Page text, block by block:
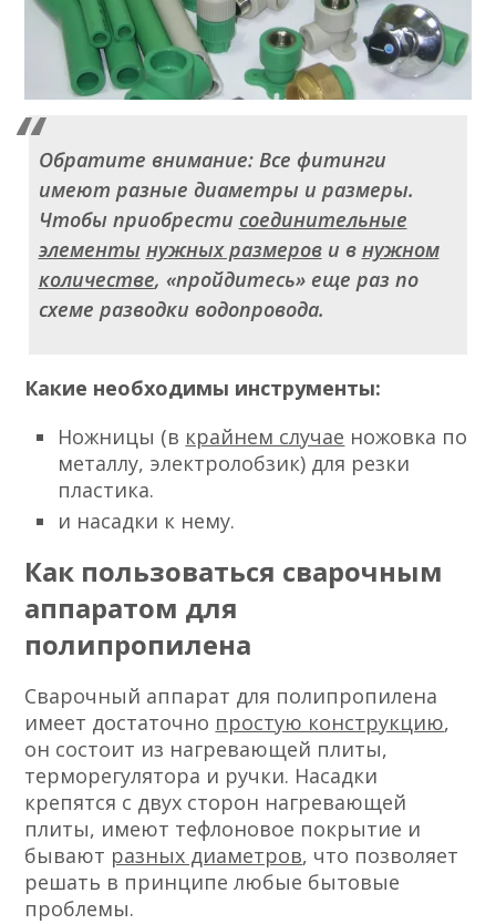
Обратите внимание: Все фитинги
имеют разные диаметры и размеры.
Чтобы приобрести соединительные
элементы нужных размерови в нужном
количестве, «пройдитесь» еще раз по
схеме разводки водопровода.
Какие необходимы инструменты:
Ножницы (в крайнем случае ножовка по
металлу, электролобзик) для резки
пластика.
и насадки к нему.
Как пользоваться сварочным
аппаратом для
полипропилена
Сварочный аппарат для полипропилена
имеет достаточно простую конструкцию,
он состоит из нагревающей плиты,
терморегулятора и ручки. Насадки
крепятся с двух сторон нагревающей
плиты, имеют тефлоновое покрытие и
бывают разных диаметров, что позволяет
решать в принципе любые бытовые
проблемы.